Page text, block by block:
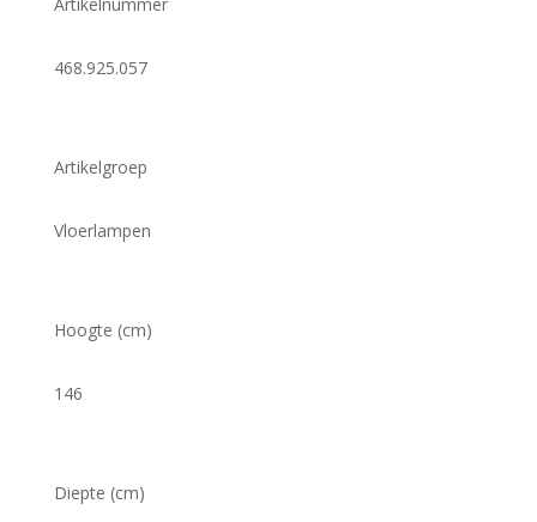
468.925.057
Artikelgroep
Vloerlampen
Hoogte (cm)
146
Diepte (cm)